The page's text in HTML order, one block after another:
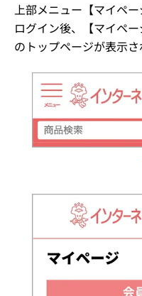
上部メニュー【マイペー
ログイン後、【マイペー
のトップページが表示さ